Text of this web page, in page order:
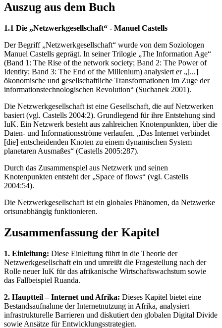
Auszug aus dem Buch
1.1 Die „Netzwerkgesellschaft“ - Manuel Castells
Der Begriff „Netzwerkgesellschaft“ wurde von dem Soziologen
Manuel Castells geprägt. In seiner Trilogie „The Information Age“
(Band 1: The Rise of the network society; Band 2: The Power of
Identity; Band 3: The End of the Millenium) analysiert er „[...]
ökonomische und gesellschaftliche Transformationen im Zuge der
informationstechnologischen Revolution“ (Suchanek 2001).
Die Netzwerkgesellschaft ist eine Gesellschaft, die auf Netzwerken
basiert (vgl. Castells 2004:2). Grundlegend für ihre Entstehung sind
IuK. Ein Netzwerk besteht aus zahlreichen Knotenpunkten, über die
Daten- und Informationsströme verlaufen. „Das Internet verbindet
[die] entscheidenden Knoten zu einem dynamischen System
planetaren Ausmaßes“ (Castells 2005:287).
Durch das Zusammenspiel aus Netzwerk und seinen
Knotenpunkten entsteht der „Space of flows“ (vgl. Castells
2004:54).
Die Netzwerkgesellschaft ist ein globales Phänomen, da Netzwerke
ortsunabhängig funktionieren.
Zusammenfassung der Kapitel
1. Einleitung: Diese Einleitung führt in die Theorie der
Netzwerkgesellschaft ein und umreißt die Fragestellung nach der
Rolle neuer IuK für das afrikanische Wirtschaftswachstum sowie
das Fallbeispiel Ruanda.
2. Hauptteil – Internet und Afrika: Dieses Kapitel bietet eine
Bestandsaufnahme der Internetnutzung in Afrika, analysiert
infrastrukturelle Barrieren und diskutiert den globalen Digital Divide
sowie Ansätze für Entwicklungsstrategien.